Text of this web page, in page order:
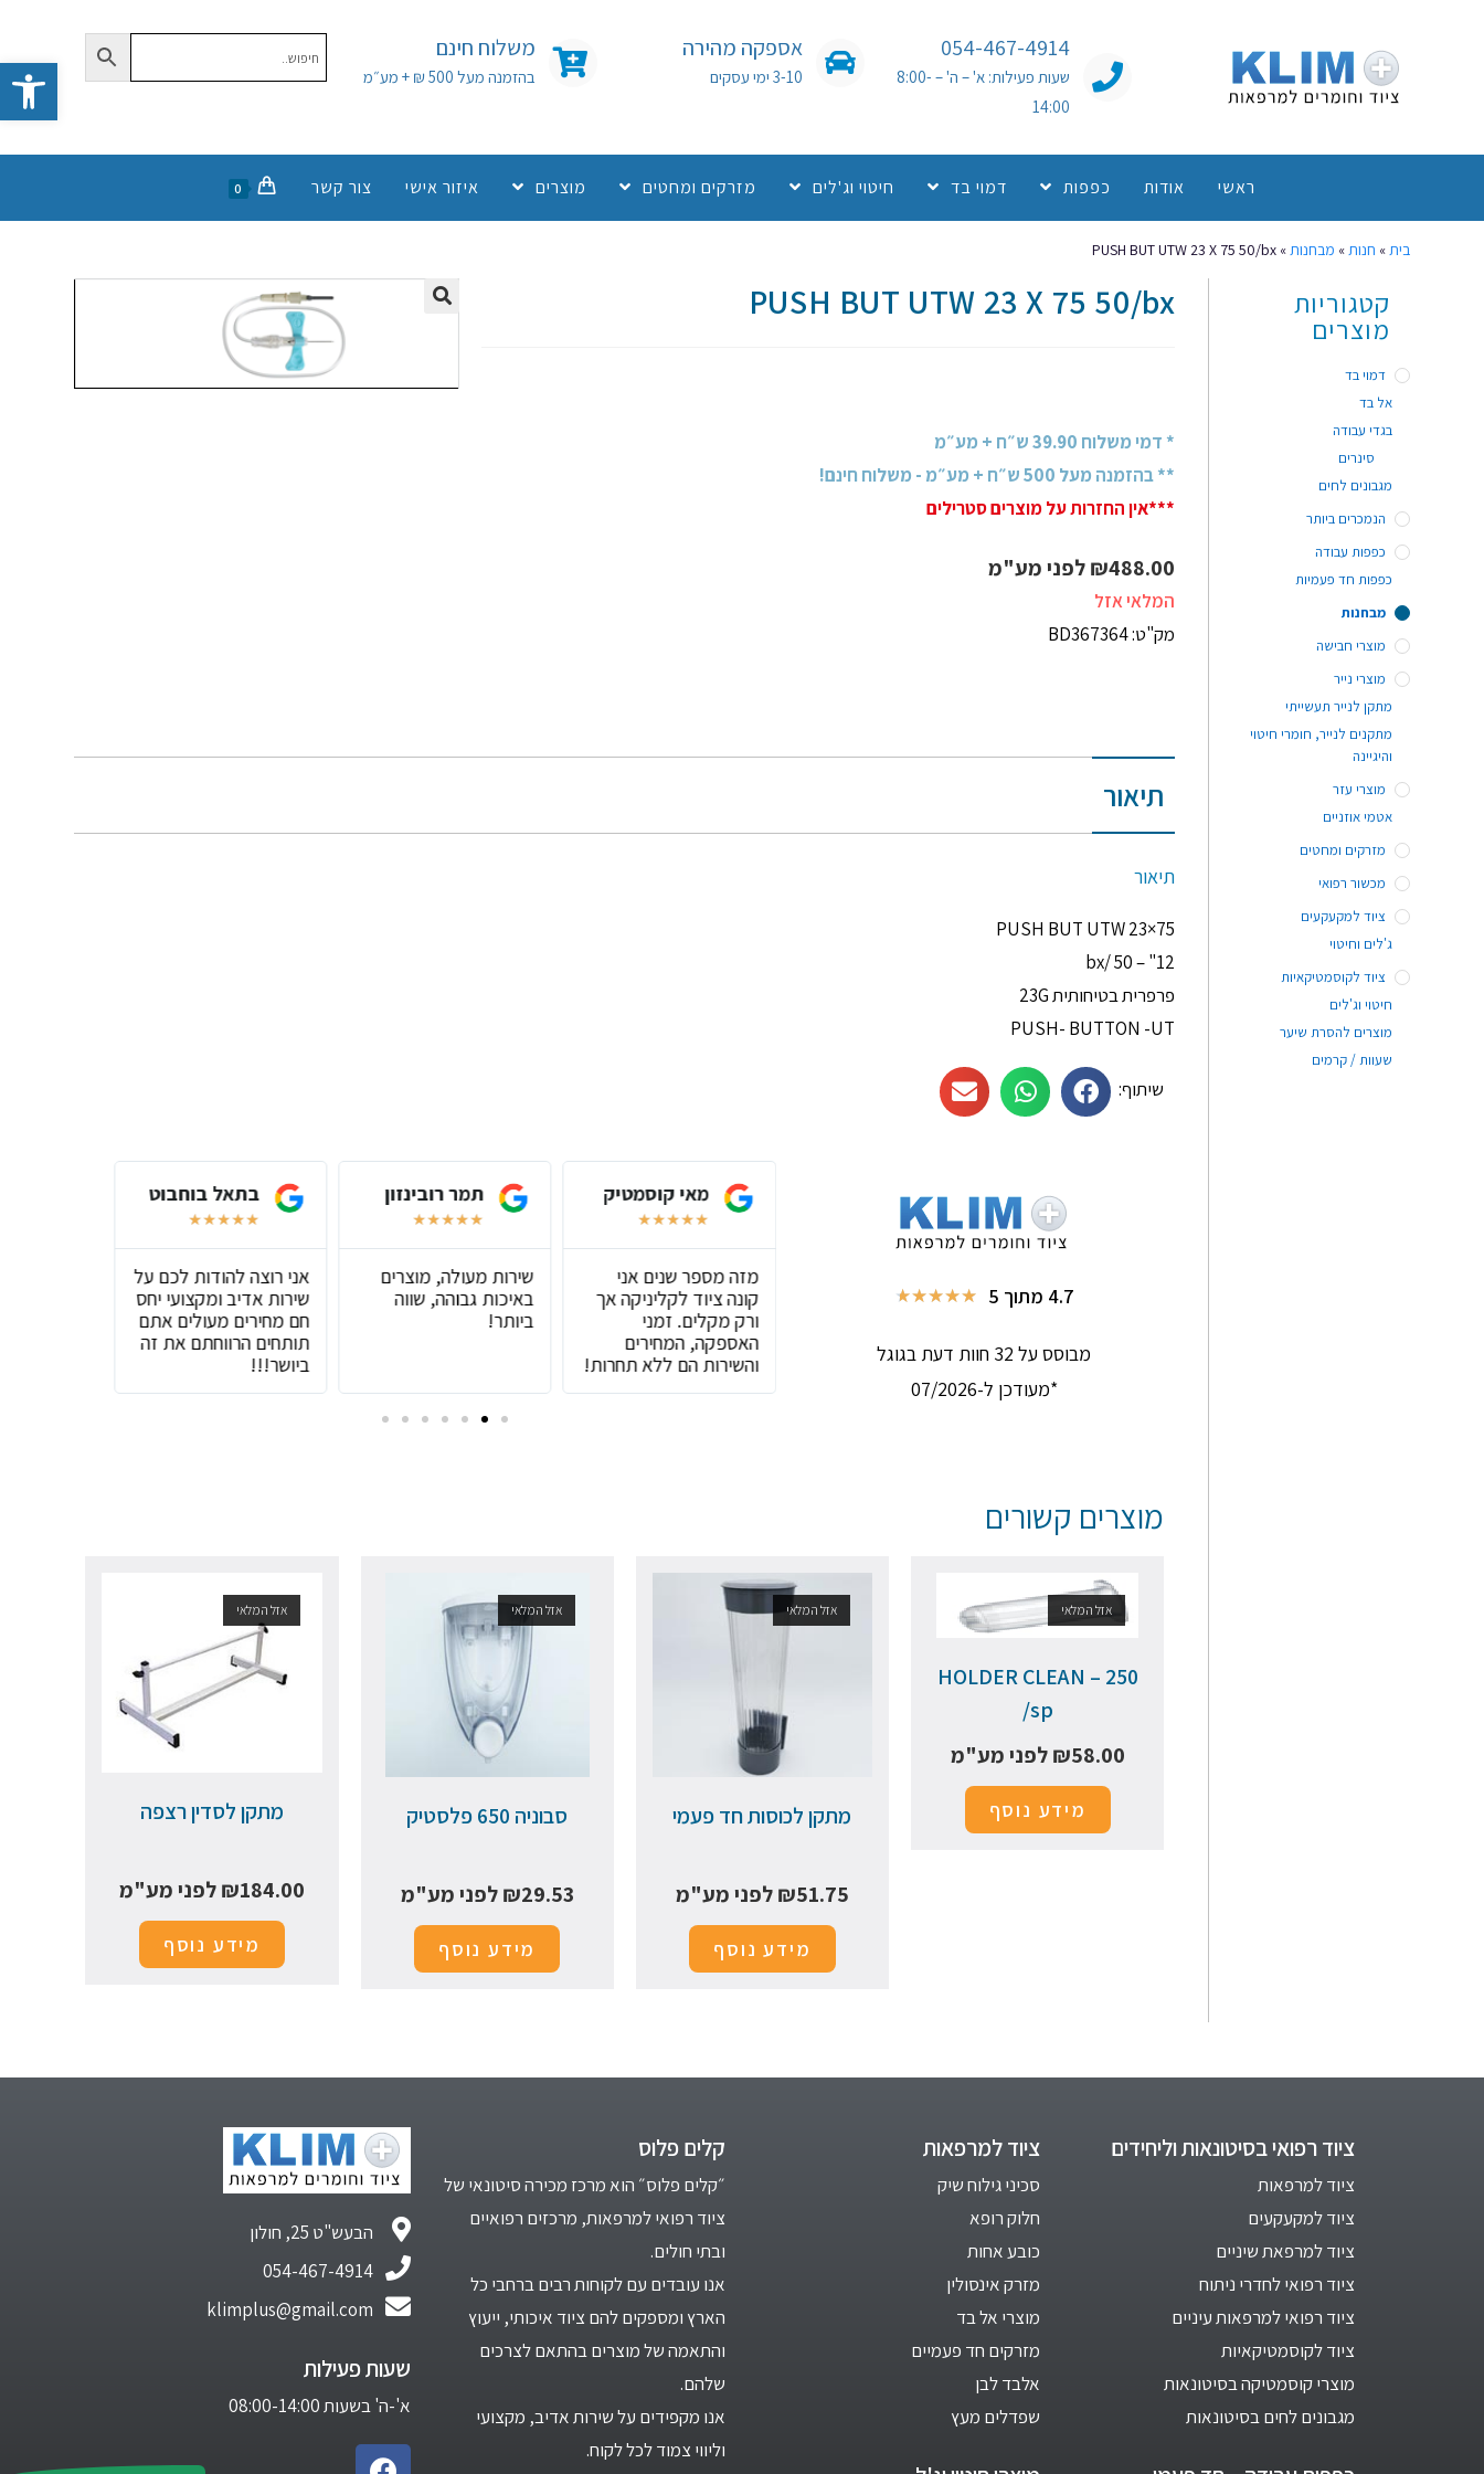
פתח סרגל נגישות
054-467-4914
שעות פעילות: א' – ה' – 8:00-
14:00
אספקה מהירה
3-10 ימי עסקים
משלוח חינם
בהזמנה מעל 500 ₪ + מע״מ
ראשי אודות כפפות דמוי בד חיטוי וג'לים מזרקים ומחטים מוצרים איזור אישי צור קשר 0
בית» חנות» מבחנות»
PUSH BUT UTW 23 X 75 50/bx
PUSH BUT UTW 23 X 75 50/bx
* דמי משלוח 39.90 ש״ח + מע״מ
** בהזמנה מעל 500 ש״ח + מע״מ - משלוח חינם!
***אין החזרות על מוצרים סטרילים
₪488.00 לפני מע"מ
המלאי אזל
מק"ט: BD367364
תיאור
תיאור
PUSH BUT UTW 23×75
12" – 50 /bx
פרפרית בטיחותית 23G
PUSH- BUTTON -UT
שיתוף:
4.7 מתוך 5 ★
★
★
★
★
מבוסס על 32 חוות דעת בגוגל
*מעודכן ל-07/2026
Ginkgo Home אסף שליפקה
★
★
,שירות מצוין וסבלני
מאי קוסמטיק
★
★
★
★
★
מזה מספר שנים אני
קונה ציוד לקליניקה אך
ורק מקלים. זמני
האספקה, המחירים
והשירות הם ללא תחרות!
תמר רובינזון
★
★
★
★
★
שירות מעולה, מוצרים
באיכות גבוהה, שווה
ביותר!
בתאל בוחבוט
★
★
★
★
★
אני רוצה להודות לכם על
שירות אדיב ומקצועי יחס
חם מחירים מעולים אתם
תותחים הרווחתם את זה
ביושר!!!
מוצרים קשורים
אזל המלאי
HOLDER CLEAN – 250
/sp
₪58.00 לפני מע"מ
מידע נוסף
אזל המלאי
מתקן לכוסות חד פעמי
₪51.75 לפני מע"מ
מידע נוסף
אזל המלאי
סבוניה 650 פלסטיק
₪29.53 לפני מע"מ
מידע נוסף
אזל המלאי
מתקן לסדין רצפה
₪184.00 לפני מע"מ
מידע נוסף
קטגוריות
מוצרים
דמוי בד
אל בד
בגדי עבודה
סינרים
מגבונים לחים
הנמכרים ביותר
כפפות עבודה
כפפות חד פעמיות
מבחנות
מוצרי חבישה
מוצרי נייר
מתקן לנייר תעשייתי
מתקנים לנייר, חומרי חיטוי
והיגיינה
מוצרי עזר
אטמי אוזניים
מזרקים ומחטים
מכשור רפואי
ציוד למקעקעים
ג'לים וחיטוי
ציוד לקוסמטיקאיות
חיטוי וג'לים
מוצרים להסרת שיער
שעוות / קרמים
ציוד רפואי בסיטונאות וליחידים
ציוד למרפאות
ציוד למקעקעים
ציוד למרפאת שיניים
ציוד רפואי לחדרי ניתוח
ציוד רפואי למרפאות עיניים
ציוד לקוסמטיקאיות
מוצרי קוסמטיקה בסיטונאות
מגבונים לחים בסיטונאות
ציוד למרפאות
סכיני גילוח שיק
חלוק רופא
כובע אחות
מזרק אינסולין
מוצרי אל בד
מזרקים חד פעמיים
אלבד לבן
שפדלים מעץ
קלים פלוס
״קלים פלוס״ הוא מרכז מכירה סיטונאי של
ציוד רפואי למרפאות, מרכזים רפואיים
ובתי חולים.
אנו עובדים עם לקוחות רבים ברחבי כל
הארץ ומספקים להם ציוד איכותי, ייעוץ
והתאמה של מוצרים בהתאם לצרכים
שלהם.
אנו מקפידים על שירות אדיב, מקצועי
וליווי צמוד לכל לקוח.
הבעש"ט 25, חולון
054-467-4914
klimplus@gmail.com
שעות פעילות
א'-ה' בשעות 08:00-14:00